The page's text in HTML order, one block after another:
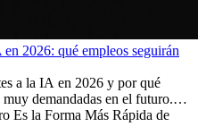
2026: qué empleos seguirán
a la IA en 2026 y por qué
demandadas en el futuro.
y qué oportunidades laborales